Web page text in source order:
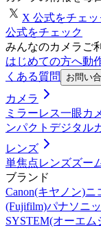
X 公式をチェッ
公式をチェック
みんなのカメラご
はじめての方へ動
くある質問
お問い
カメラ
ミラーレス一眼カ
ンパクトデジタル
レンズ
単焦点レンズズー
ブランド
Canon(キヤノン)ニ
(Fujifilm)パナソニ
SYSTEM(オーエム